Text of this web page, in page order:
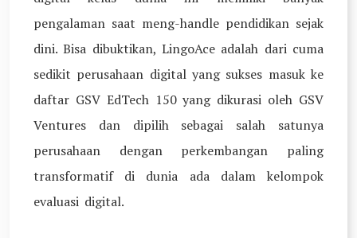
pengalaman saat meng-handle pendidikan sejak
dini. Bisa dibuktikan, LingoAce adalah dari cuma
sedikit perusahaan digital yang sukses masuk ke
daftar GSV EdTech 150 yang dikurasi oleh GSV
Ventures dan dipilih sebagai salah satunya
perusahaan dengan perkembangan paling
transformatif di dunia ada dalam kelompok
evaluasi digital.